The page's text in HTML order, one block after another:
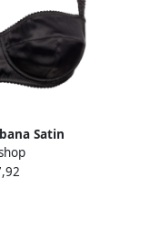
Satin
Dames